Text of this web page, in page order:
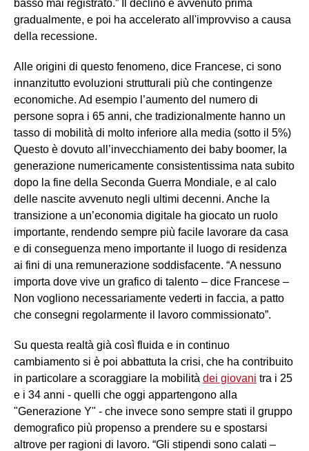
basso mai registrato.” Il declino è avvenuto prima
gradualmente, e poi ha accelerato all'improvviso a causa
della recessione.
Alle origini di questo fenomeno, dice Francese, ci sono
innanzitutto evoluzioni strutturali più che contingenze
economiche. Ad esempio l’aumento del numero di
persone sopra i 65 anni, che tradizionalmente hanno un
tasso di mobilità di molto inferiore alla media (sotto il 5%)
Questo è dovuto all’invecchiamento dei baby boomer, la
generazione numericamente consistentissima nata subito
dopo la fine della Seconda Guerra Mondiale, e al calo
delle nascite avvenuto negli ultimi decenni. Anche la
transizione a un’economia digitale ha giocato un ruolo
importante, rendendo sempre più facile lavorare da casa
e di conseguenza meno importante il luogo di residenza
ai fini di una remunerazione soddisfacente. “A nessuno
importa dove vive un grafico di talento – dice Francese –
Non vogliono necessariamente vederti in faccia, a patto
che consegni regolarmente il lavoro commissionato”.
Su questa realtà già così fluida e in continuo
cambiamento si è poi abbattuta la crisi, che ha contribuito
in particolare a scoraggiare la mobilità dei giovani tra i 25
e i 34 anni - quelli che oggi appartengono alla
"Generazione Y" - che invece sono sempre stati il gruppo
demografico più propenso a prendere su e spostarsi
altrove per ragioni di lavoro. “Gli stipendi sono calati –